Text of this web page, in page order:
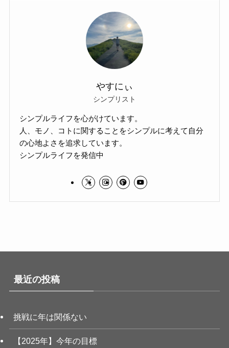
やすにぃ
シンプリスト
シンプルライフを心がけています。
人、モノ、コトに関することをシンプルに考えて自分
の心地よさを追求しています。
シンプルライフを発信中
最近の投稿
挑戦に年は関係ない
【2025年】今年の目標